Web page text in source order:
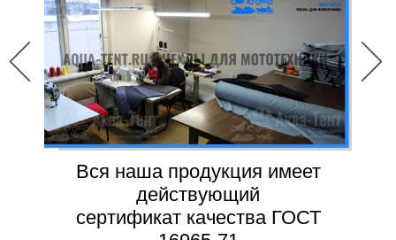
Вся наша продукция имеет
действующий
сертификат качества ГОСТ